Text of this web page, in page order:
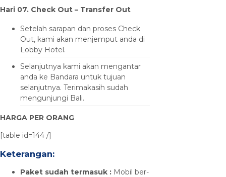
Hari 07. Check Out – Transfer Out
Setelah sarapan dan proses Check
Out, kami akan menjemput anda di
Lobby Hotel.
Selanjutnya kami akan mengantar
anda ke Bandara untuk tujuan
selanjutnya. Terimakasih sudah
mengunjungi Bali.
HARGA PER ORANG
[table id=144 /]
Keterangan:
Paket sudah termasuk : Mobil ber-